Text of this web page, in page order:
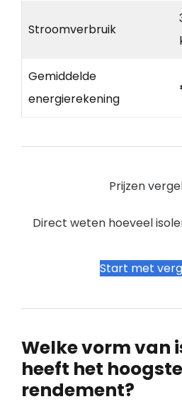
Stroomverbruik
Gemiddelde
energierekening
Prijzen
Direct weten hoeveel
Start met
Welke vorm van
heeft het hoogste
rendement?